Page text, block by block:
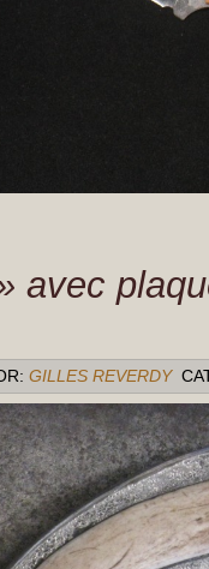
avec
GILLES REVERDY